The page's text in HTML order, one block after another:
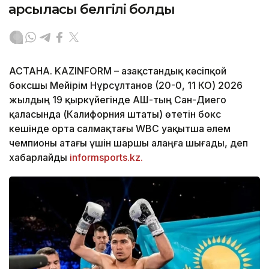
қарсыласы белгілі болды
АСТАНА. KAZINFORM – Қазақстандық кәсіпқой
боксшы Мейірім Нұрсұлтанов (20-0, 11 КО) 2026
жылдың 19 қыркүйегінде АҚШ-тың Сан-Диего
қаласында (Калифорния штаты) өтетін бокс
кешінде орта салмақтағы WBC уақытша әлем
чемпионы атағы үшін шаршы алаңға шығады, деп
хабарлайды informsports.kz.